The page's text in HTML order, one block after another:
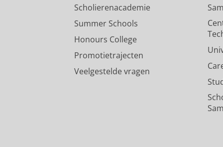
Scholierenacademie
Summer Schools
Honours College
Promotietrajecten
Veelgestelde vragen